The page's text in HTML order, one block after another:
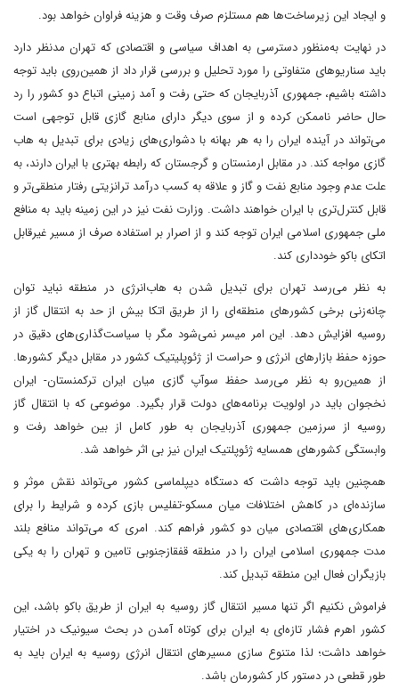
و ایجاد این زیرساخت‌ها هم مستلزم صرف وقت و هزینه فراوان خواهد بود.
در نهایت به‌منظور دسترسی به اهداف سیاسی و اقتصادی که تهران مدنظر دارد
باید سناریو‌های متفاوتی را مورد تحلیل و بررسی قرار داد از همین‌روی باید توجه
داشته باشیم، جمهوری آذربایجان که حتی رفت و آمد زمینی اتباع دو کشور را رد
حال حاضر ناممکن کرده و از سوی دیگر دارای منابع گازی قابل توجهی است
می‌تواند در آینده ایران را به هر بهانه با دشواری‌های زیادی برای تبدیل به هاب
گازی مواجه کند. در مقابل ارمنستان و گرجستان که رابطه بهتری با ایران دارند، به
علت عدم وجود منابع نفت و گاز و علاقه به کسب درآمد ترانزیتی رفتار منطقی‌تر و
قابل کنترل‌تری با ایران خواهند داشت. وزارت نفت نیز در این زمینه باید به منافع
ملی جمهوری اسلامی ایران توجه کند و از اصرار بر استفاده صرف از مسیر غیرقابل
اتکای باکو خودداری کند.
به نظر می‌رسد تهران برای تبدیل شدن به هاب‌انرژی در منطقه نباید توان
چانه‌زنی برخی کشور‌های منطقه‌ای را از طریق اتکا بیش از حد به انتقال گاز از
روسیه افزایش دهد. این امر میسر نمی‌شود مگر با سیاست‌گذاری‌های دقیق در
حوزه حفظ بازار‌های انرژی و حراست از ژئوپلیتیک کشور در مقابل دیگر کشورها.
از همین‌رو به نظر می‌رسد حفظ سوآپ گازی میان ایران ترکمنستان- ایران
نخجوان باید در اولویت برنامه‌های دولت قرار بگیرد. موضوعی که با انتقال گاز
روسیه از سرزمین جمهوری آذربایجان به طور کامل از بین خواهد رفت و
وابستگی کشور‌های همسایه ژئوپلتیک ایران نیز بی اثر خواهد شد.
همچنین باید توجه داشت که دستگاه دیپلماسی کشور می‌تواند نقش موثر و
سازنده‌ای در کاهش اختلافات میان مسکو-تفلیس بازی کرده و شرایط را برای
همکاری‌های اقتصادی میان دو کشور فراهم کند. امری که می‌تواند منافع بلند
مدت جمهوری اسلامی ایران را در منطقه قفقازجنوبی تامین و تهران را به یکی
بازیگران فعال این منطقه تبدیل کند.
فراموش نکنیم اگر تنها مسیر انتقال گاز روسیه به ایران از طریق باکو باشد، این
کشور اهرم فشار تازه‌ای به ایران برای کوتاه آمدن در بحث سیونیک در اختیار
خواهد داشت؛ لذا متنوع سازی مسیرهای انتقال انرژی روسیه به ایران باید به
طور قطعی در دستور کار کشورمان باشد.